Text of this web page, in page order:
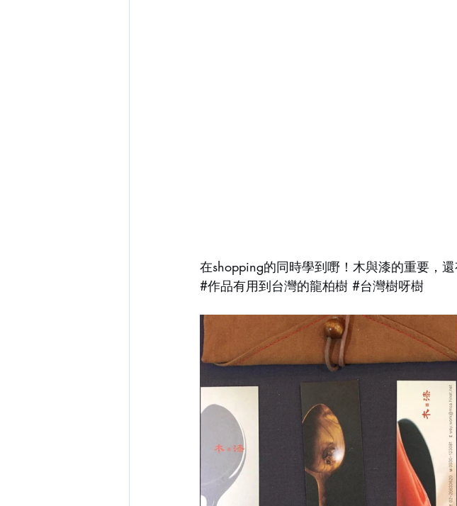
在shopping的同時學到嘢！木與漆的重要，
#作品有用到台灣的龍柏樹 #台灣樹呀樹